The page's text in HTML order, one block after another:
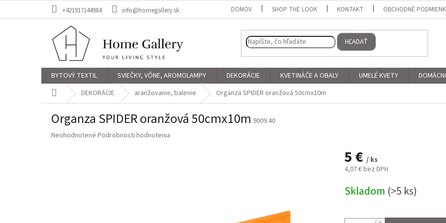
+421917144984 info@homegallery.sk DOMOV SHOP THE LOOK KONTAKT OBCHODNÉ
HĽADAŤ
BYTOVÝ TEXTIL SVIEČKY, VÔNE, AROMOLAMPY DEKORÁCIE KVETINÁČE A OBALY UMELÉ KVETY
DomovDEKORÁCIE aranžovanie, balenie Organza SPIDER oranžová 50cmx10m
Organza SPIDER oranžová 50cmx10m 9009.40
Priemerné
Neohodnotené Podrobnosti hodnotenia
5 € / ks
4,07 € bez DPH
cena:
Skladom (>5 ks)